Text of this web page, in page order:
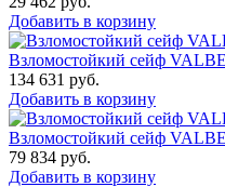
Добавить в корзину
Взломостойкий сейф
134 631 руб.
Добавить в корзину
Взломостойкий сейф
79 834 руб.
Добавить в корзину